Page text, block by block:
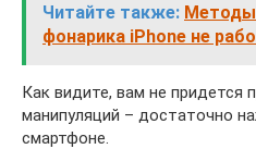
Читайте также: Методы
фонарика iPhone не
Как видите, вам не придется
манипуляций – достаточно
смартфоне.